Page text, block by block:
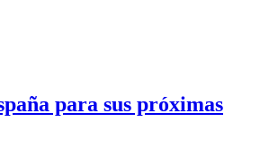
para sus próximas